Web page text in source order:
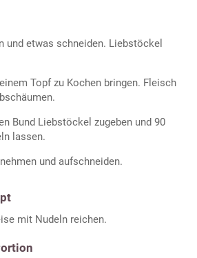
und etwas schneiden. Liebstöckel
Topf zu Kochen bringen. Fleisch
Bund Liebstöckel zugeben und 90
lassen.
und aufschneiden.
mit Nudeln reichen.